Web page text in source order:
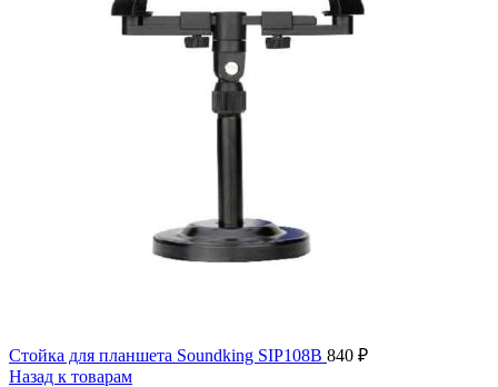
Стойка для планшета Soundking SIP108B 840 ₽
Назад к товарам